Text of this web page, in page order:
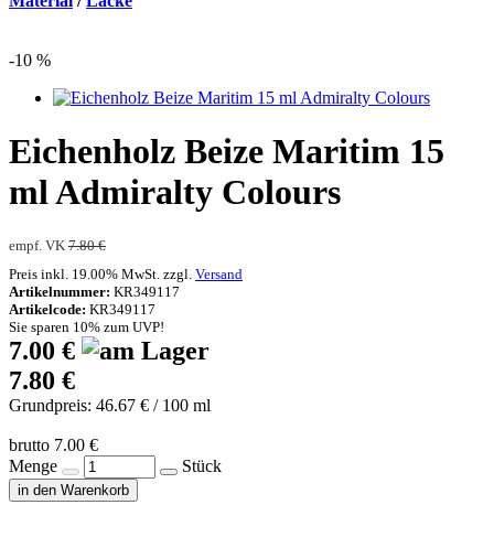
-10 %
Eichenholz Beize Maritim 15
ml Admiralty Colours
empf. VK 7.80 €
Preis inkl. 19.00% MwSt. zzgl. Versand
Artikelnummer: KR349117
Artikelcode: KR349117
Sie sparen 10% zum UVP!
7.00 €
7.80 €
Grundpreis: 46.67 € / 100 ml
brutto 7.00 €
Menge
Stück
in den Warenkorb